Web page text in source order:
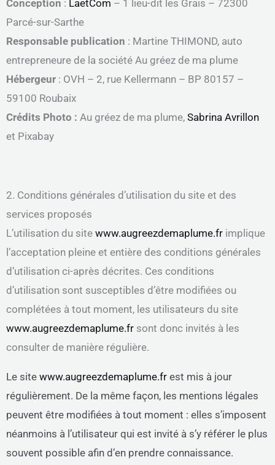
Conception : LaetCom – 1 lieu-dit les Grais – 72300
Parcé-sur-Sarthe
Responsable publication : Martine THIMOND, auto
entrepreneure de la société Au gréez de ma plume
Hébergeur : OVH – 2, rue Kellermann – BP 80157 –
59100 Roubaix
Crédits Photo : Au gréez de ma plume, Sabrina Avrillon
et Pixabay
2. Conditions générales d’utilisation du site et des
services proposés
L’utilisation du site www.augreezdemaplume.fr implique
l’acceptation pleine et entière des conditions générales
d’utilisation ci-après décrites. Ces conditions
d’utilisation sont susceptibles d’être modifiées ou
complétées à tout moment, les utilisateurs du site
www.augreezdemaplume.fr sont donc invités à les
consulter de manière régulière.
Le site www.augreezdemaplume.fr est mis à jour
régulièrement. De la même façon, les mentions légales
peuvent être modifiées à tout moment : elles s’imposent
néanmoins à l’utilisateur qui est invité à s’y référer le plus
souvent possible afin d’en prendre connaissance.